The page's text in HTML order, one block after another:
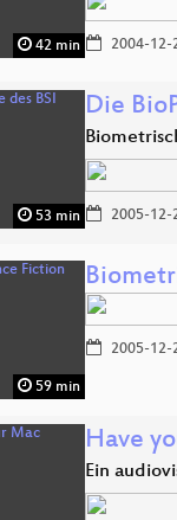
42 min 2004-12-
53 min
Die
2005-12-
59 min
2005-12-
Have
Ein